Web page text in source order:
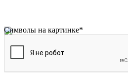
Символы на картинке*